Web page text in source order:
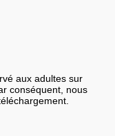
aux adultes sur
conséquent, nous